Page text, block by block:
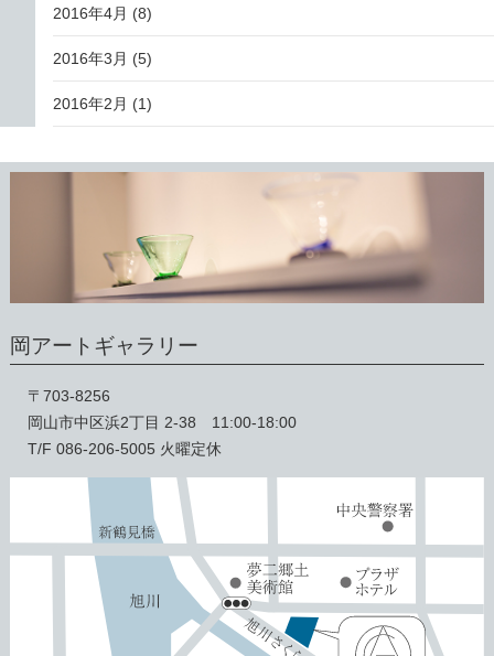
2016年4月 (8)
2016年3月 (5)
2016年2月 (1)
岡アートギャラリー
〒703-8256
岡山市中区浜2丁目 2-38 11:00-18:00
T/F 086-206-5005 火曜定休